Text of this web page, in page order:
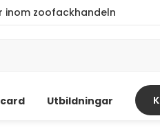
inom zoofackhandeln
Utbildningar